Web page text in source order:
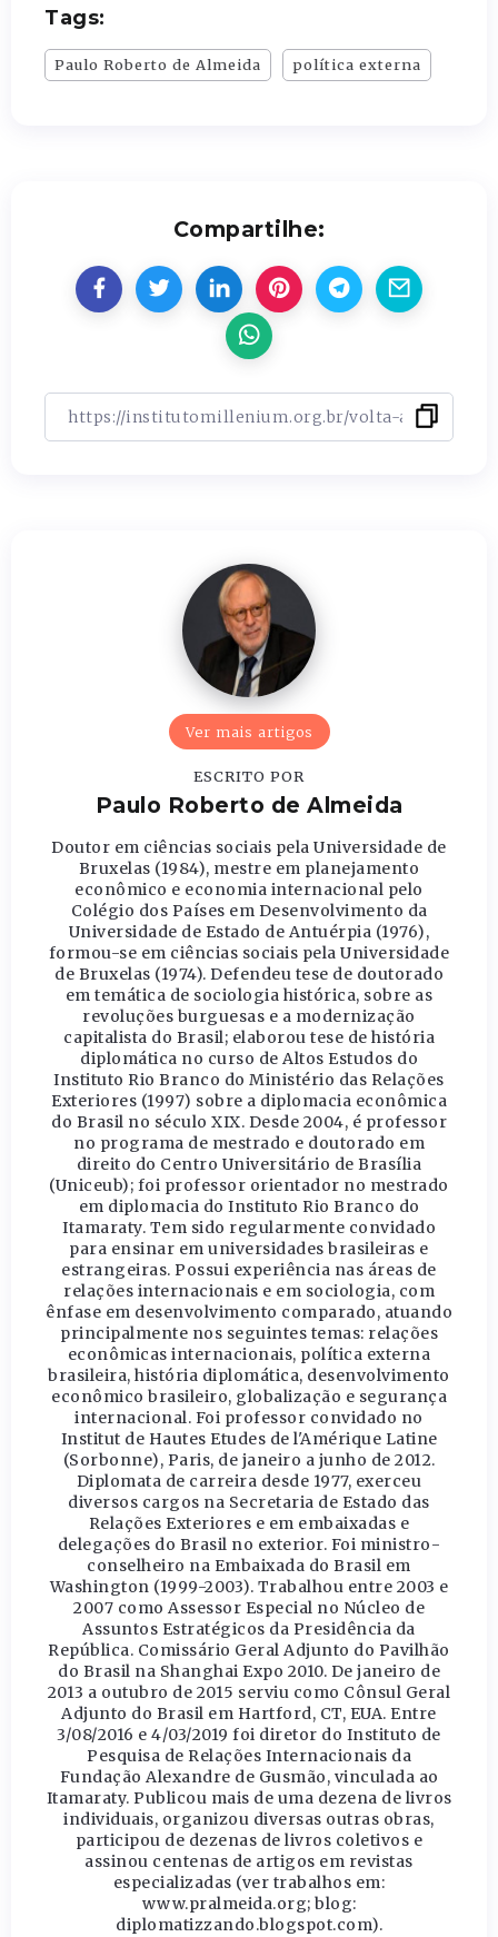
Tags:
Paulo Roberto de Almeida política externa
Compartilhe:
Ver mais artigos
ESCRITO POR
Paulo Roberto de Almeida
Doutor em ciências sociais pela Universidade de
Bruxelas (1984), mestre em planejamento
econômico e economia internacional pelo
Colégio dos Países em Desenvolvimento da
Universidade de Estado de Antuérpia (1976),
formou-se em ciências sociais pela Universidade
de Bruxelas (1974). Defendeu tese de doutorado
em temática de sociologia histórica, sobre as
revoluções burguesas e a modernização
capitalista do Brasil; elaborou tese de história
diplomática no curso de Altos Estudos do
Instituto Rio Branco do Ministério das Relações
Exteriores (1997) sobre a diplomacia econômica
do Brasil no século XIX. Desde 2004, é professor
no programa de mestrado e doutorado em
direito do Centro Universitário de Brasília
(Uniceub); foi professor orientador no mestrado
em diplomacia do Instituto Rio Branco do
Itamaraty. Tem sido regularmente convidado
para ensinar em universidades brasileiras e
estrangeiras. Possui experiência nas áreas de
relações internacionais e em sociologia, com
ênfase em desenvolvimento comparado, atuando
principalmente nos seguintes temas: relações
econômicas internacionais, política externa
brasileira, história diplomática, desenvolvimento
econômico brasileiro, globalização e segurança
internacional. Foi professor convidado no
Institut de Hautes Etudes de l'Amérique Latine
(Sorbonne), Paris, de janeiro a junho de 2012.
Diplomata de carreira desde 1977, exerceu
diversos cargos na Secretaria de Estado das
Relações Exteriores e em embaixadas e
delegações do Brasil no exterior. Foi ministro-
conselheiro na Embaixada do Brasil em
Washington (1999-2003). Trabalhou entre 2003 e
2007 como Assessor Especial no Núcleo de
Assuntos Estratégicos da Presidência da
República. Comissário Geral Adjunto do Pavilhão
do Brasil na Shanghai Expo 2010. De janeiro de
2013 a outubro de 2015 serviu como Cônsul Geral
Adjunto do Brasil em Hartford, CT, EUA. Entre
3/08/2016 e 4/03/2019 foi diretor do Instituto de
Pesquisa de Relações Internacionais da
Fundação Alexandre de Gusmão, vinculada ao
Itamaraty. Publicou mais de uma dezena de livros
individuais, organizou diversas outras obras,
participou de dezenas de livros coletivos e
assinou centenas de artigos em revistas
especializadas (ver trabalhos em:
www.pralmeida.org; blog:
diplomatizzando.blogspot.com).